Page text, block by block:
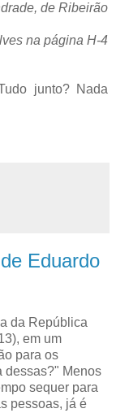
de Ribeirão
na página H-4
junto? Nada
Eduardo
da República
em um
para os
dessas?" Menos
sequer para
pessoas, já é